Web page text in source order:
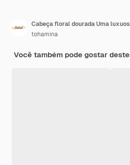
Cabeça floral dourada Uma
tohamina
Você também pode gostar